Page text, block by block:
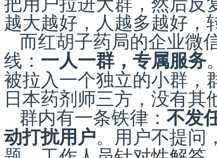
越大越好，人越多越好，
而红胡子药局的企业微
线： 一人一群，专属服务
被拉入一个独立的小群，
日本药剂师三方，没有
群内有一条铁律：不发
动打扰用户。用户不提问